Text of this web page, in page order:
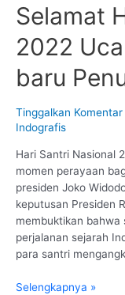
Cuti
Bersama
Cek
2024
Selamat
2022
baru
Tinggalkan Komentar
Indografis
Hari Santri Nasional
momen perayaan
presiden Joko
keputusan Presiden
membuktikan
perjalanan sejarah
para santri
Selamat
Selengkapnya »